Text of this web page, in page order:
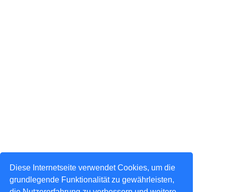
Diese Internetseite verwendet Cookies, um die
grundlegende Funktionalität zu gewährleisten,